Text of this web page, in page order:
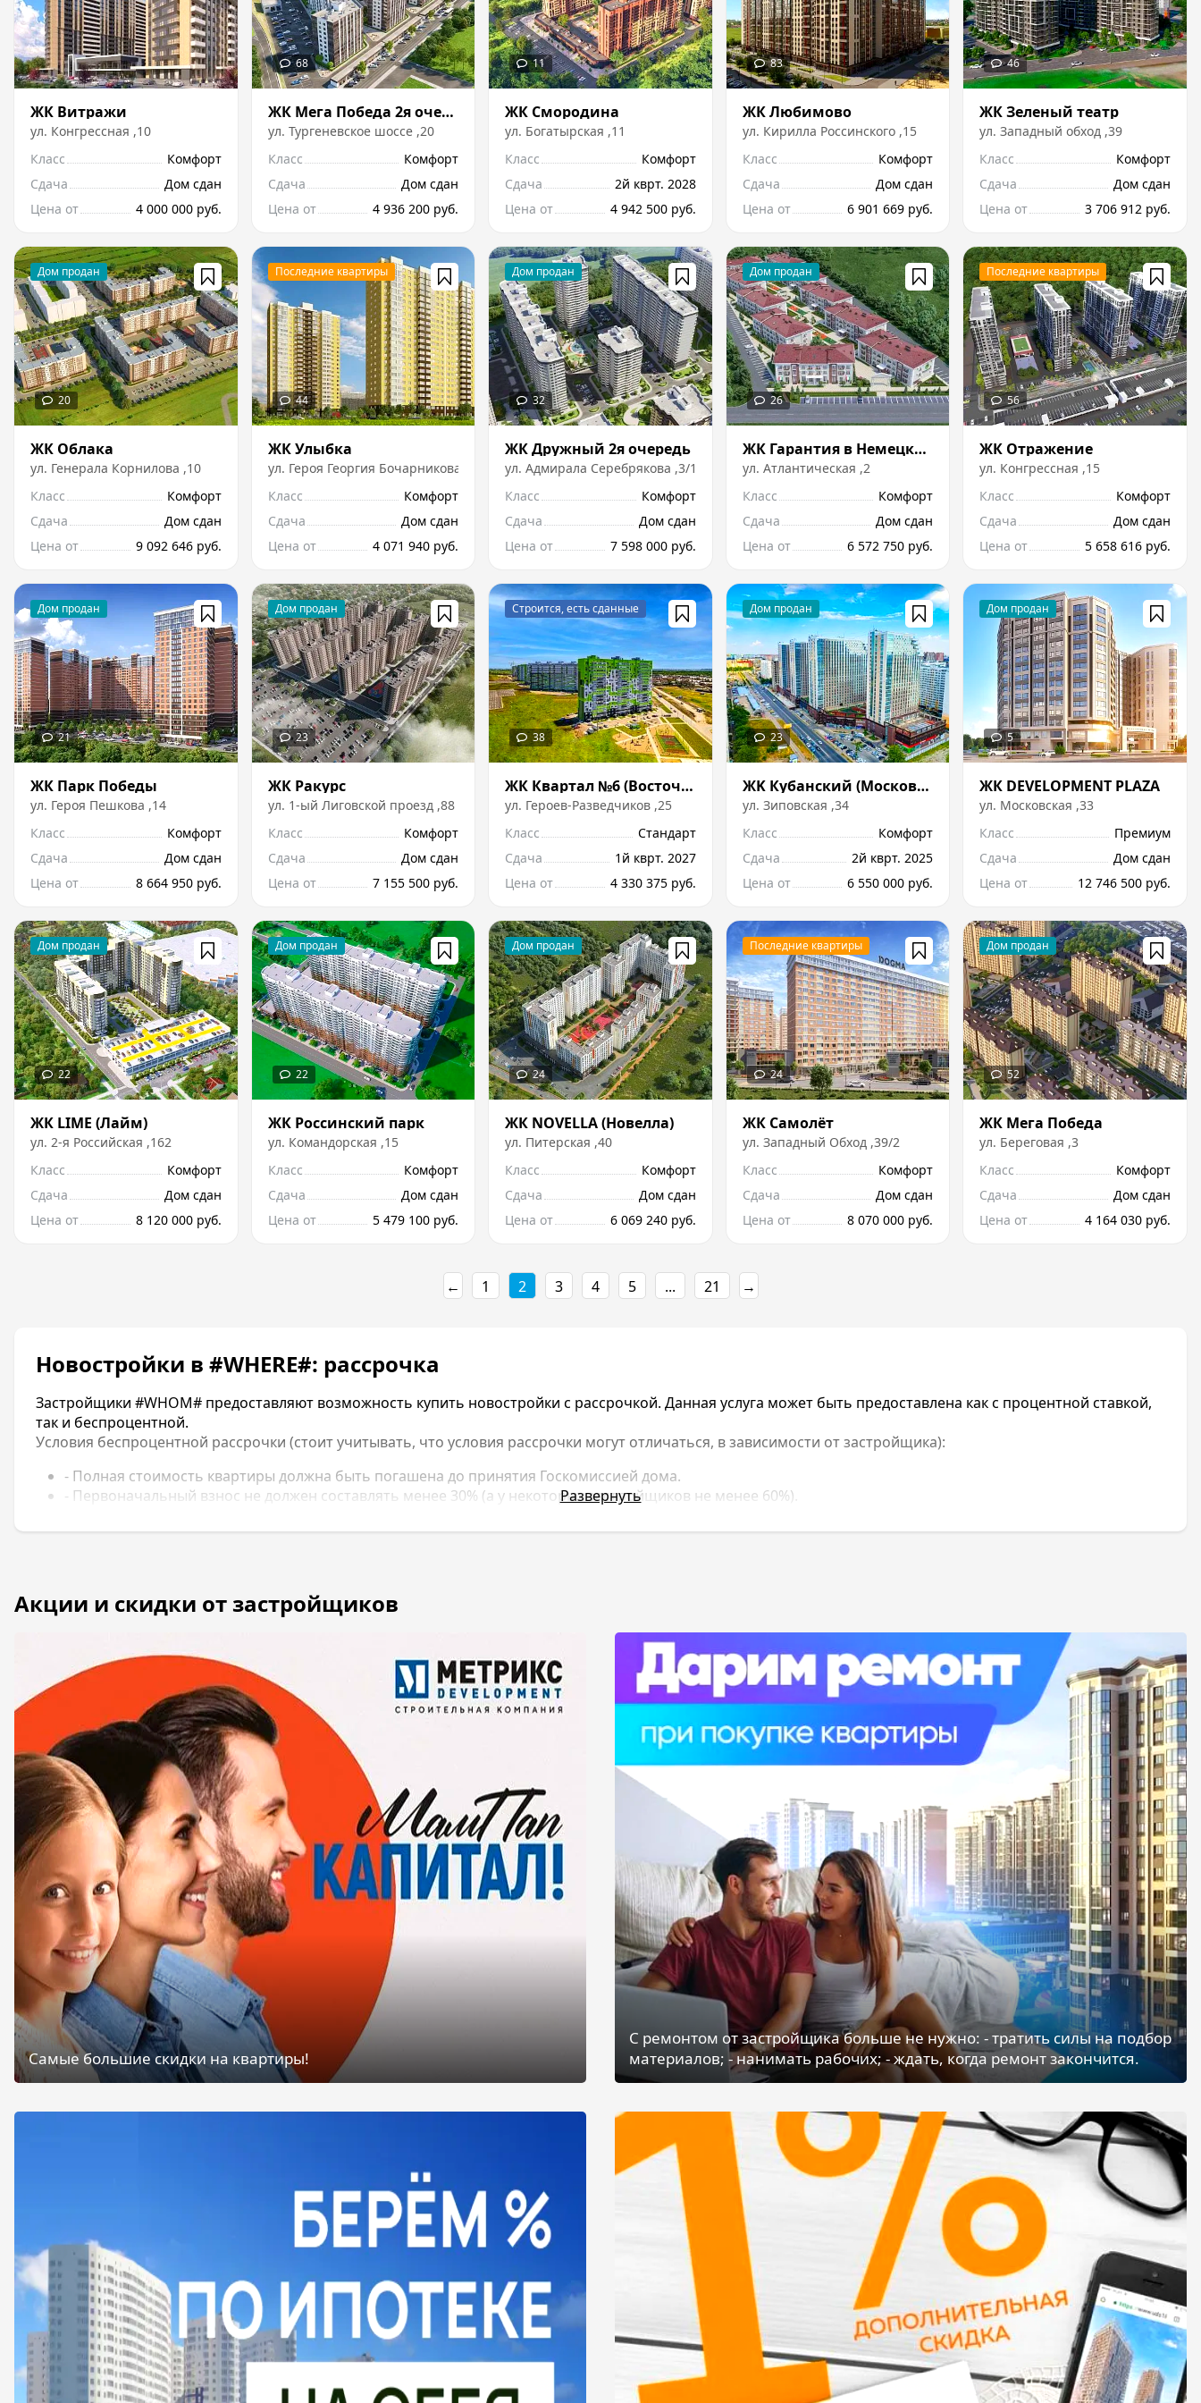
ЖК Витражи
ул. Конгрессная ,10
Класс
Комфорт
Сдача
Дом сдан
Цена от
4 000 000 руб.
ЖК Мега Победа 2я очередь
ул. Тургеневское шоссе,20
Класс
Комфорт
Сдача
Дом сдан
Цена от
4 936 200 руб.
ЖК Смородина
ул. Богатырская ,11
Класс
Комфорт
Сдача
2й кврт. 2028
Цена от
4 942 500 руб.
ЖК Любимово
ул. Кирилла Россинского,15
Класс
Комфорт
Сдача
Дом сдан
Цена от
6 901 669 руб.
ЖК Зеленый театр
ул.Западный обход ,39
Класс
Комфорт
Сдача
Дом сдан
Цена от
3 706 912 руб.
ЖК Облака
ул. Генерала Корнилова ,10
Класс
Комфорт
Сдача
Дом сдан
Цена от
9 092 646 руб.
ЖК Улыбка
ул. Героя Георгия Бочарникова
Класс
Комфорт
Сдача
Дом сдан
Цена от
4 071 940 руб.
ЖК Дружный 2я очередь
ул.Адмирала Серебрякова ,3/1
Класс
Комфорт
Сдача
Дом сдан
Цена от
7 598 000 руб.
ЖК Гарантия в Немецкой деревне
ул. Атлантическая ,2
Класс
Комфорт
Сдача
Дом сдан
Цена от
6 572 750 руб.
ЖК Отражение
ул. Конгрессная ,15
Класс
Комфорт
Сдача
Дом сдан
Цена от
5 658 616 руб.
ЖК Парк Победы
ул. Героя Пешкова ,14
Класс
Комфорт
Сдача
Дом сдан
Цена от
8 664 950 руб.
ЖК Ракурс
ул. 1-ый Лиговской проезд,88
Класс
Комфорт
Сдача
Дом сдан
Цена от
7 155 500 руб.
ЖК Квартал №6 (Восточный)
ул. Героев-Разведчиков ,25
Класс
Стандарт
Сдача
1й кврт. 2027
Цена от
4 330 375 руб.
ЖK Кубанский (Московский)
ул. Зиповская ,34
Класс
Комфорт
Сдача
2й кврт. 2025
Цена от
6 550 000 руб.
ЖК DEVELOPMENT PLAZA
ул. Московская ,33
Класс
Премиум
Сдача
Дом сдан
Цена от
12 746 500 руб.
ЖК LIME (Лайм)
ул. 2-я Российская ,162
Класс
Комфорт
Сдача
Дом сдан
Цена от
8 120 000 руб.
ЖК Россинский парк
ул. Командорская ,15
Класс
Комфорт
Сдача
Дом сдан
Цена от
5 479 100 руб.
ЖК NOVELLA (Новелла)
ул. Питерская ,40
Класс
Комфорт
Сдача
Дом сдан
Цена от
6 069 240 руб.
ЖК Самолёт
ул. Западный Обход,39/2
Класс
Комфорт
Сдача
Дом сдан
Цена от
8 070 000 руб.
ЖК Мега Победа
ул. Береговая ,3
Класс
Комфорт
Сдача
Дом сдан
Цена от
4 164 030 руб.
← 1 2 3 4 5 ... 21 →
Новостройки в #WHERE#: рассрочка
Застройщики #WHOM# предоставляют возможность купить новостройки с рассрочкой. Данная услуга может быть предоставлена как с процентной ставкой,
так и беспроцентной.
Условия беспроцентной рассрочки (стоит учитывать, что условия рассрочки могут отличаться, в зависимости от застройщика):
- Полная стоимость квартиры должна быть погашена до принятия Госкомиссией дома.
- Первоначальный взнос не должен составлять менее 30% (а у некоторых застройщиков не менее 60%).
- До сдачи объекта не может быть менее трех месяцев.
Первоначальный взнос должен составлять от 20%.
Такой вариант оплаты удобен не только для дольщиков, но и для застройщиков. Для оформления рассрочки требуется минимальный пакет документов,
первоначальный взнос. При этом человеку не придется отдать свою квартиру в залог банку.
На нашем информационном портале МойЖК вы можете ознакомиться со списками новостроек, которые возможно взять в рассрочку. Также могут быть
указаны другие способы оплаты: ипотека, военная ипотека, материнский капитал. Вы можете подобрать тот вариант, который будет удобен именно вам. Если
у вас остались вопросы, то вы можете перейти на официальный сайт застройщика и связаться со специалистами. Или написать нашим менеджерам, для
уточнения всех деталей.
Развернуть
Самые большие скидки на квартиры!
С ремонтом от застройщика больше не нужно: - тратить силы на подбор
материалов; - нанимать рабочих; - ждать, когда ремонт закончится.